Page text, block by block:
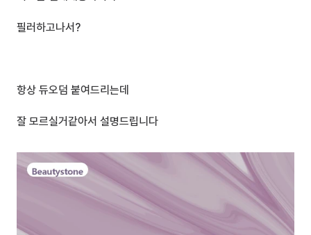
필러하고나서?
항상 듀오덤 붙여드리는데
잘 모르실거같아서 설명드립니다